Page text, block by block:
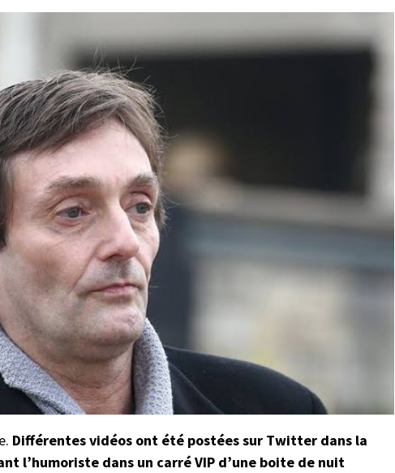
Différentes vidéos ont été postées sur Twitter dans la
l’humoriste dans un carré VIP d’une boite de nuit